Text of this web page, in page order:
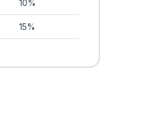
10%
15%